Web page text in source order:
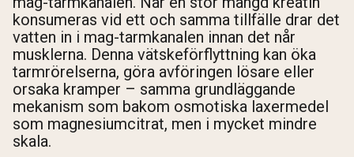
konsumeras vid ett och samma tillfälle drar det
vatten in i mag-tarmkanalen innan det når
musklerna. Denna vätskeförflyttning kan öka
tarmrörelserna, göra avföringen lösare eller
orsaka kramper – samma grundläggande
mekanism som bakom osmotiska laxermedel
som magnesiumcitrat, men i mycket mindre
skala.